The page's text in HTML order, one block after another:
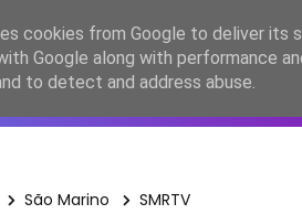
JESC2026 FC2026
São Marino SMRTV
cookies from Google to deliver its
Google along with performance
to detect and address abuse.